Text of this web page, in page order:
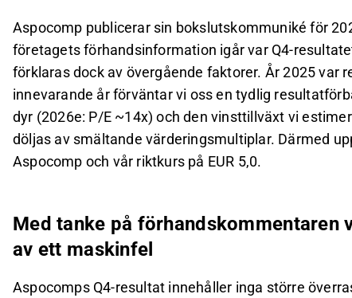
Aspocomp publicerar sin bokslutskommuniké för
företagets förhandsinformation igår var Q4-
förklaras dock av övergående faktorer. År 2025
innevarande år förväntar vi oss en tydlig
dyr (2026e: P/E ~14x) och den vinsttillväxt vi
döljas av smältande värderingsmultiplar. Därmed
Aspocomp och vår riktkurs på EUR 5,0.
Med tanke på förhandskommentaren
av ett maskinfel
Aspocomps Q4-resultat innehåller inga större